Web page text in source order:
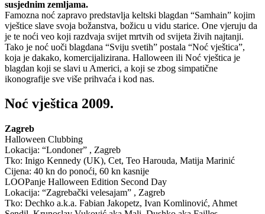
susjednim zemljama.
Famozna noć zapravo predstavlja keltski blagdan “Samhain” kojim
vještice slave svoja božanstva, božicu u vidu starice. One vjeruju da
je te noći veo koji razdvaja svijet mrtvih od svijeta živih najtanji.
Tako je noć uoči blagdana “Sviju svetih” postala “Noć vještica”,
koja je dakako, komercijalizirana. Halloween ili Noć vještica je
blagdan koji se slavi u Americi, a koji se zbog simpatične
ikonografije sve više prihvaća i kod nas.
Noć vještica 2009.
Zagreb
Halloween Clubbing
Lokacija: “Londoner” , Zagreb
Tko: Inigo Kennedy (UK), Cet, Teo Harouda, Matija Marinić
Cijena: 40 kn do ponoći, 60 kn kasnije
LOOPanje Halloween Edition Second Day
Lokacija: “Zagrebački velesajam” , Zagreb
Tko: Dechko a.k.a. Fabian Jakopetz, Ivan Komlinović, Ahmet